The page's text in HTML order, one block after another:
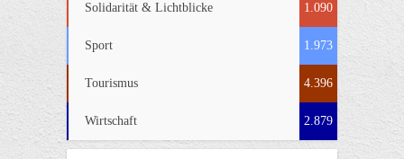
Solidarität & Lichtblicke 1.090
Sport 1.973
Tourismus 4.396
Wirtschaft 2.879